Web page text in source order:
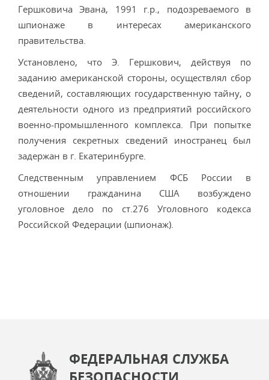
Гершковича Эвана, 1991 г.р., подозреваемого в
шпионаже в интересах американского
правительства.
Установлено, что Э. Гершкович, действуя по
заданию американской стороны, осуществлял сбор
сведений, составляющих государственную тайну, о
деятельности одного из предприятий российского
военно-промышленного комплекса. При попытке
получения секретных сведений иностранец был
задержан в г. Екатеринбурге.
Следственным управлением ФСБ России в
отношении гражданина США возбуждено
уголовное дело по ст.276 Уголовного кодекса
Российской Федерации (шпионаж).
ФЕДЕРАЛЬНАЯ СЛУЖБА
БЕЗОПАСНОСТИ